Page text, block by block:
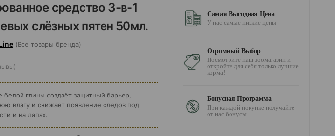
средство 3-в-1
слёзных пятен 50мл.
(Все товары бренда)
белой глины создаёт защитный барьер,
влагу и снижает появление следов под
и на лапах.
Самая Выгодная Цена
У нас самые низкие цены
Огромный Выбор
Посмотрите наш зоомагазин и
откройте для себя только лучшие
корма!
Бонусная Программа
При каждой покупке получайте
от нас бонусы